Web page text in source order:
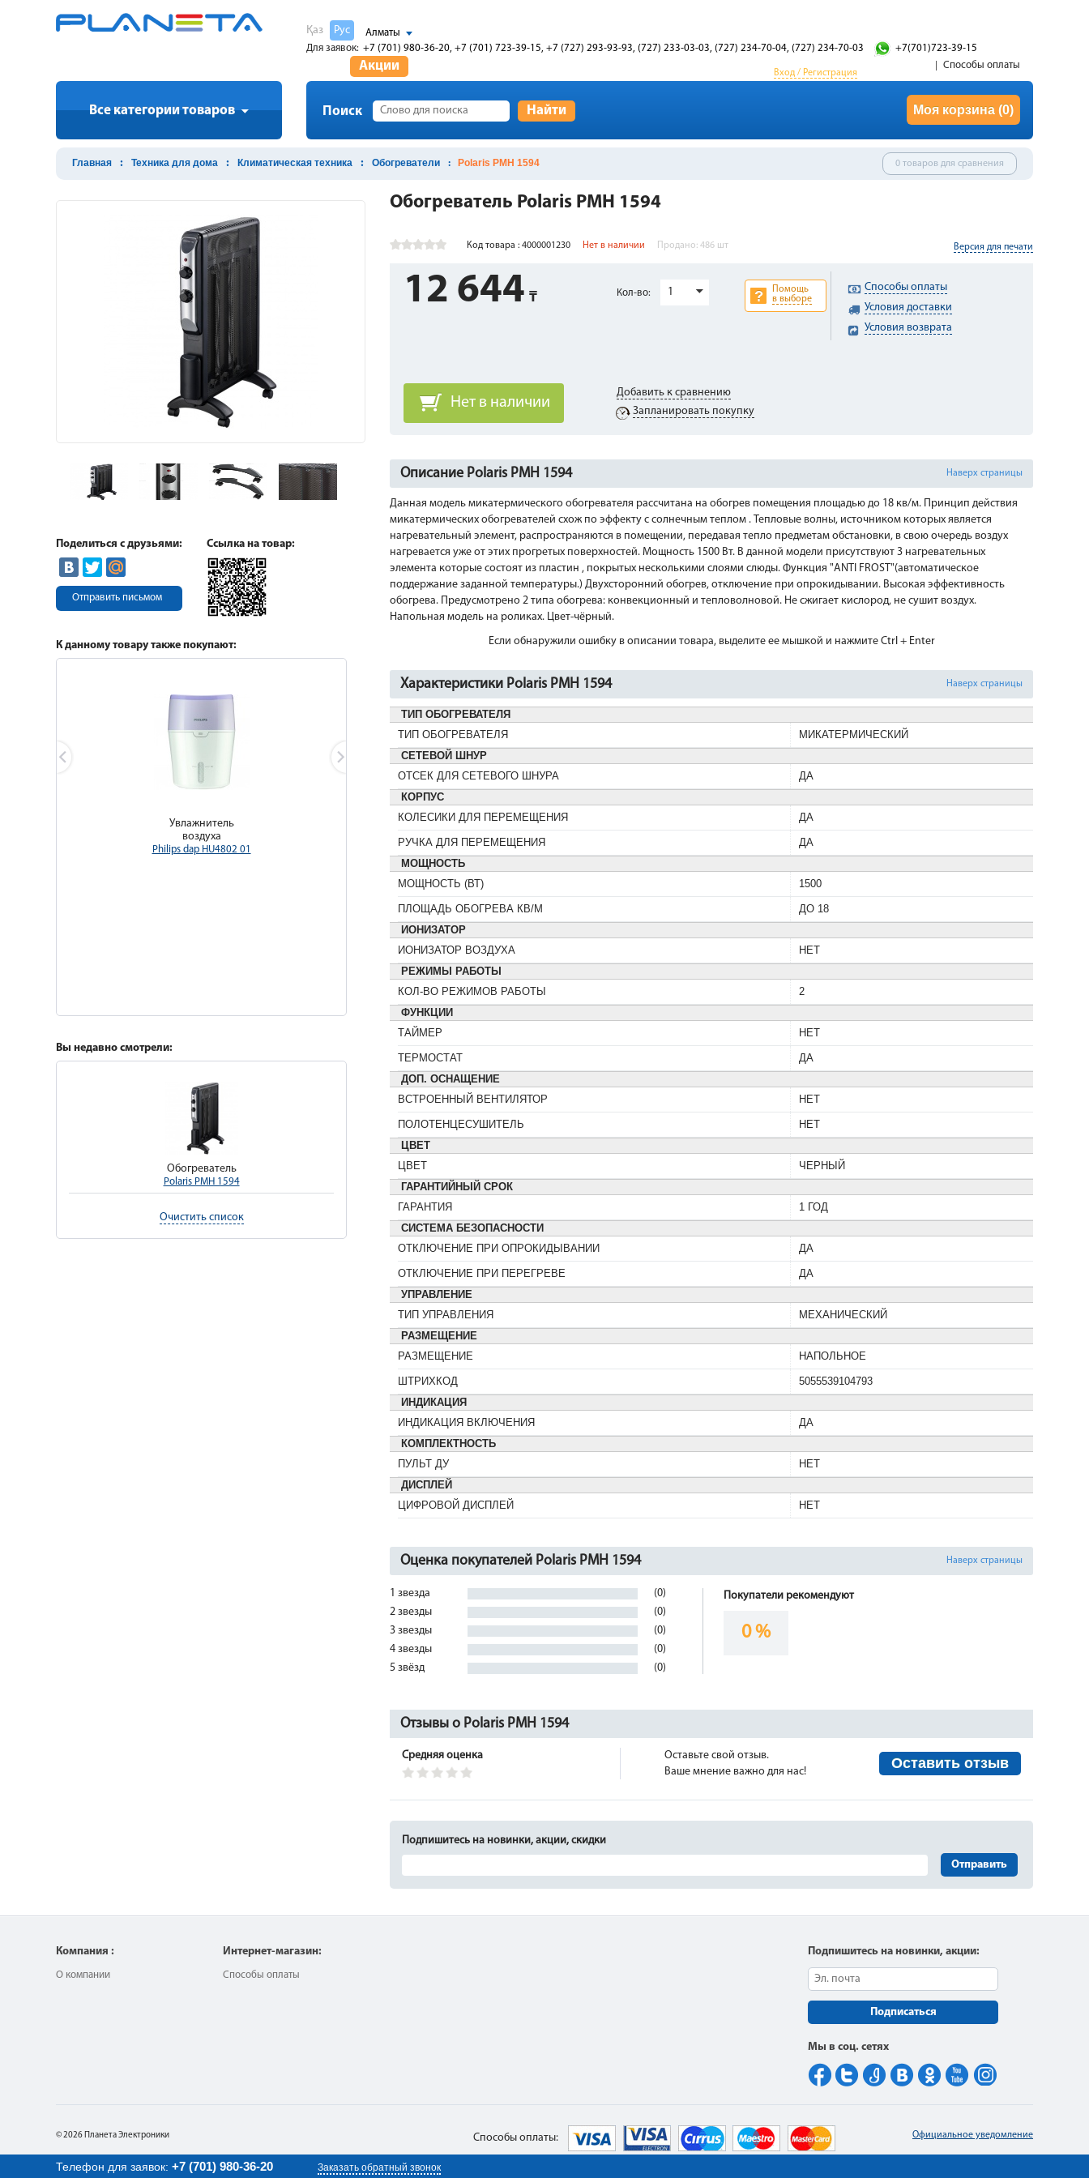
Қаз Рус
Алматы
Для заявок: +7 (701) 980-36-20, +7 (701) 723-39-15, +7 (727) 293-93-93, (727) 233-03-03, (727) 234-70-04, (727) 234-70-03 +7(701)723-39-15
Вход / Регистрация
Акции Способы оплаты
Все категории товаров Поиск Найти Моя корзина (0)
Главная Техника для дома Климатическая техника Обогреватели Polaris PMH 1594 0 товаров для сравнения
Поделиться с друзьями:
Отправить письмом
Ссылка на товар:
К данному товару также покупают:
Увлажнитель
воздуха
Philips dap HU4802 01
Увлажнитель
воздуха
Philips dap HU4903 01
Вы недавно смотрели:
Обогреватель
Polaris PMH 1594
Очистить список
Обогреватель Polaris PMH 1594
Код товара : 4000001230 Нет в наличии Продано: 486 шт Версия для печати
12 644
Нет в наличии
Кол-во: 1
Помощь
в выборе
Добавить к сравнению
Запланировать покупку
Способы оплаты
Условия доставки
Условия возврата
Описание Polaris PMH 1594 Наверх страницы
Данная модель микатермического обогревателя рассчитана на обогрев помещения площадью до 18 кв/м. Принцип действия
микатермических обогревателей схож по эффекту с солнечным теплом . Тепловые волны, источником которых является
нагревательный элемент, распространяются в помещении, передавая тепло предметам обстановки, в свою очередь воздух
нагревается уже от этих прогретых поверхностей. Мощность 1500 Вт. В данной модели присутствуют 3 нагревательных
элемента которые состоят из пластин , покрытых несколькими слоями слюды. Функция "ANTI FROST"(автоматическое
поддержание заданной температуры.) Двухсторонний обогрев, отключение при опрокидывании. Высокая эффективность
обогрева. Предусмотрено 2 типа обогрева: конвекционный и тепловолновой. Не сжигает кислород, не сушит воздух.
Напольная модель на роликах. Цвет-чёрный.
Если обнаружили ошибку в описании товара, выделите ее мышкой и нажмите Ctrl + Enter
Характеристики Polaris PMH 1594 Наверх страницы
ТИП ОБОГРЕВАТЕЛЯ
ТИП ОБОГРЕВАТЕЛЯ
МИКАТЕРМИЧЕСКИЙ
СЕТЕВОЙ ШНУР
ОТСЕК ДЛЯ СЕТЕВОГО ШНУРА
ДА
КОРПУС
КОЛЕСИКИ ДЛЯ ПЕРЕМЕЩЕНИЯ
ДА
РУЧКА ДЛЯ ПЕРЕМЕЩЕНИЯ
ДА
МОЩНОСТЬ
МОЩНОСТЬ (ВТ)
1500
ПЛОЩАДЬ ОБОГРЕВА КВ/М
ДО 18
ИОНИЗАТОР
ИОНИЗАТОР ВОЗДУХА
НЕТ
РЕЖИМЫ РАБОТЫ
КОЛ-ВО РЕЖИМОВ РАБОТЫ
2
ФУНКЦИИ
ТАЙМЕР
НЕТ
ТЕРМОСТАТ
ДА
ДОП. ОСНАЩЕНИЕ
ВСТРОЕННЫЙ ВЕНТИЛЯТОР
НЕТ
ПОЛОТЕНЦЕСУШИТЕЛЬ
НЕТ
ЦВЕТ
ЦВЕТ
ЧЕРНЫЙ
ГАРАНТИЙНЫЙ СРОК
ГАРАНТИЯ
1 ГОД
СИСТЕМА БЕЗОПАСНОСТИ
ОТКЛЮЧЕНИЕ ПРИ ОПРОКИДЫВАНИИ
ДА
ОТКЛЮЧЕНИЕ ПРИ ПЕРЕГРЕВЕ
ДА
УПРАВЛЕНИЕ
ТИП УПРАВЛЕНИЯ
МЕХАНИЧЕСКИЙ
РАЗМЕЩЕНИЕ
РАЗМЕЩЕНИЕ
НАПОЛЬНОЕ
ШТРИХКОД
5055539104793
ИНДИКАЦИЯ
ИНДИКАЦИЯ ВКЛЮЧЕНИЯ
ДА
КОМПЛЕКТНОСТЬ
ПУЛЬТ ДУ
НЕТ
ДИСПЛЕЙ
ЦИФРОВОЙ ДИСПЛЕЙ
НЕТ
Оценка покупателей Polaris PMH 1594 Наверх страницы
1 звезда
(0)
2 звезды
(0)
3 звезды
(0)
4 звезды
(0)
5 звёзд
(0)
Покупатели рекомендуют
0 %
Отзывы о Polaris PMH 1594
Средняя оценка
Оставьте свой отзыв.
Ваше мнение важно для нас!
Оставить отзыв
Подпишитесь на новинки, акции, скидки
Отправить
Компания :
О компании
Интернет-магазин:
Способы оплаты
Подпишитесь на новинки, акции:
Подписаться
Мы в соц. сетях
Официальное уведомление
© 2026 Планета Электроники Способы оплаты:
Телефон для заявок: +7 (701) 980-36-20 Заказать обратный звонок